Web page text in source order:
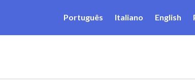
Português Italiano English